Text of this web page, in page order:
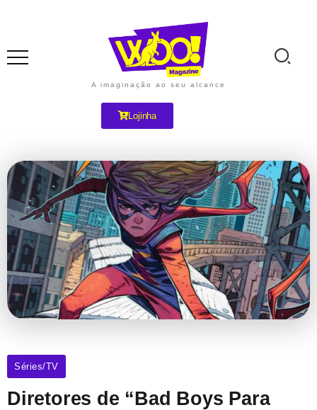
A imaginação ao seu alcance
Lojinha
Séries/TV
Diretores de “Bad Boys Para